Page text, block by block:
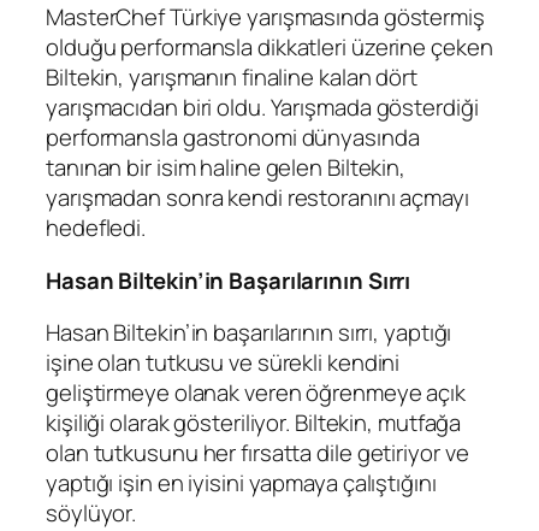
MasterChef Türkiye yarışmasında göstermiş
olduğu performansla dikkatleri üzerine çeken
Biltekin, yarışmanın finaline kalan dört
yarışmacıdan biri oldu. Yarışmada gösterdiği
performansla gastronomi dünyasında
tanınan bir isim haline gelen Biltekin,
yarışmadan sonra kendi restoranını açmayı
hedefledi.
Hasan Biltekin’in Başarılarının Sırrı
Hasan Biltekin’in başarılarının sırrı, yaptığı
işine olan tutkusu ve sürekli kendini
geliştirmeye olanak veren öğrenmeye açık
kişiliği olarak gösteriliyor. Biltekin, mutfağa
olan tutkusunu her fırsatta dile getiriyor ve
yaptığı işin en iyisini yapmaya çalıştığını
söylüyor.